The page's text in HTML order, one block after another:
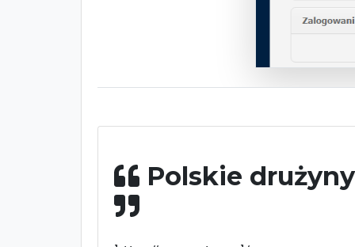
Polskie